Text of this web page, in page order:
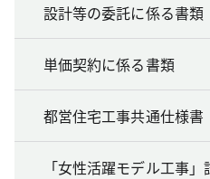
設計等の委託に係る書類
単価契約に係る書類
都営住宅工事共通仕様書
「女性活躍モデル工事